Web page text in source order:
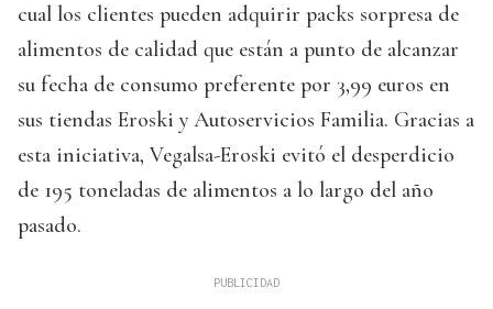
cual los clientes pueden adquirir packs sorpresa de
alimentos de calidad que están a punto de alcanzar
su fecha de consumo preferente por 3,99 euros en
sus tiendas Eroski y Autoservicios Familia. Gracias a
esta iniciativa, Vegalsa-Eroski evitó el desperdicio
de 195 toneladas de alimentos a lo largo del año
pasado.